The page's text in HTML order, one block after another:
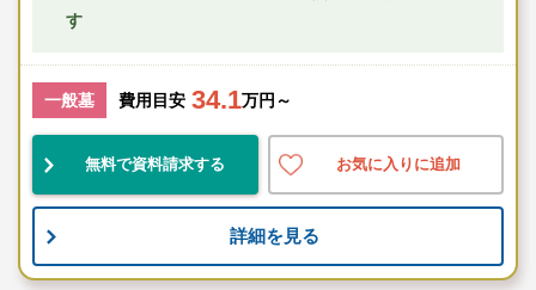
す
一般墓 費用目安 34.1万円～
無料で資料請求する お気に入りに追加
詳細を見る